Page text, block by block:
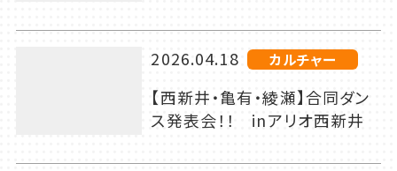
2026.04.18 カルチャー
【西新井・亀有・綾瀬】合同ダン
ス発表会！！ inアリオ西新井